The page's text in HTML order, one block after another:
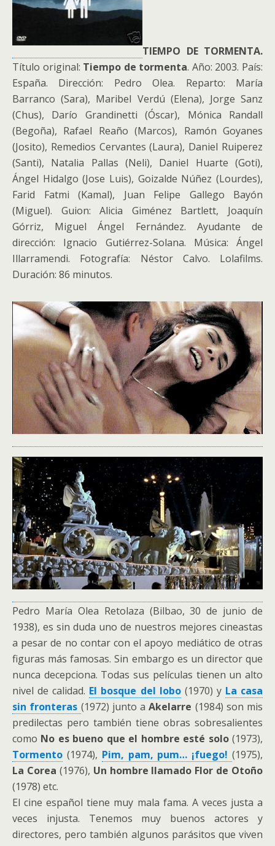
TIEMPO DE TORMENTA.
Título original: Tiempo de tormenta. Año: 2003. País:
España. Dirección: Pedro Olea. Reparto: María
Barranco (Sara), Maribel Verdú (Elena), Jorge Sanz
(Chus), Darío Grandinetti (Óscar), Mónica Randall
(Begoña), Rafael Reaño (Marcos), Ramón Goyanes
(Josito), Remedios Cervantes (Laura), Daniel Ruiperez
(Santi), Natalia Pallas (Neli), Daniel Huarte (Goti),
Ángel Hidalgo (Jose Luis), Goizalde Núñez (Lourdes),
Farid Fatmi (Kamal), Juan Felipe Gallego Bayón
(Miguel). Guion: Alicia Giménez Bartlett, Joaquín
Górriz, Miguel Ángel Fernández. Ayudante de
dirección: Ignacio Gutiérrez-Solana. Música: Ángel
Illarramendi. Fotografía: Néstor Calvo. Lolafilms.
Duración: 86 minutos.
Pedro María Olea Retolaza (Bilbao, 30 de junio de
1938), es sin duda uno de nuestros mejores cineastas
a pesar de no contar con el apoyo mediático de otras
figuras más famosas. Sin embargo es un director que
nunca decepciona. Todas sus películas tienen un alto
nivel de calidad. El bosque del lobo(1970) y La casa
sin fronteras (1972) junto aAkelarre (1984) son mis
predilectas pero también tiene obras sobresalientes
como No es bueno que el hombre esté solo(1973),
Tormento (1974), Pim, pam, pum… ¡fuego! (1975),
La Corea (1976), Un hombre llamado Flor de Otoño
(1978) etc.
El cine español tiene muy mala fama. A veces justa a
veces injusta. Tenemos muy buenos actores y
directores, pero también algunos parásitos que viven